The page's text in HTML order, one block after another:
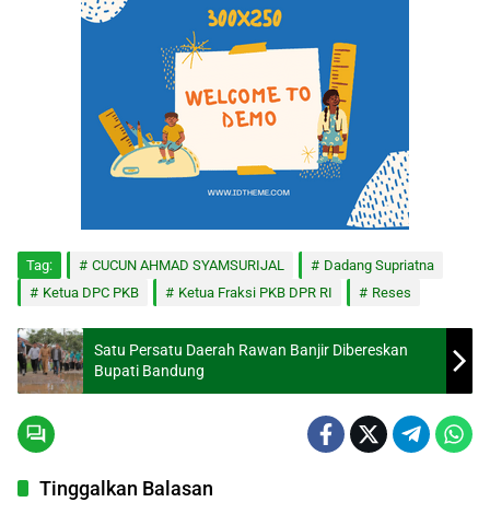
Tag: CUCUN AHMAD SYAMSURIJAL
Dadang Supriatna
Ketua DPC PKB
Ketua Fraksi PKB DPR RI Reses
Satu Persatu Daerah Rawan Banjir Dibereskan
Bupati Bandung
Tinggalkan Balasan